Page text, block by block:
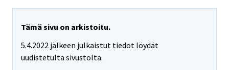
Tämä sivu on arkistoitu.
5.4.2022 jälkeen julkaistut tiedot löydät
uudistetulta sivustolta.